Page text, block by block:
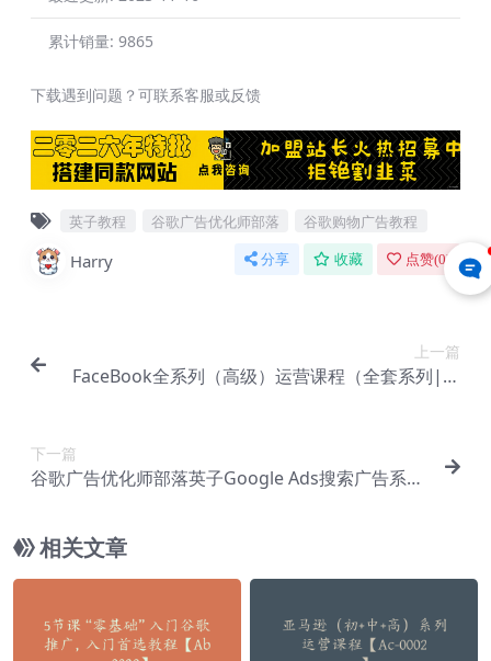
累计销量: 9865
下载遇到问题？可联系客服或反馈
英子教程 谷歌广告优化师部落 谷歌购物广告教程
Harry 分享 收藏 点赞(0)
上一篇
FaceBook全系列（高级）运营课程（全套系列|价
下一篇
谷歌广告优化师部落英子Google Ads搜索广告系列
相关文章